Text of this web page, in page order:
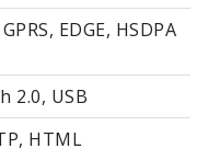
EDGE, HSDPA
2.0, USB
HTML